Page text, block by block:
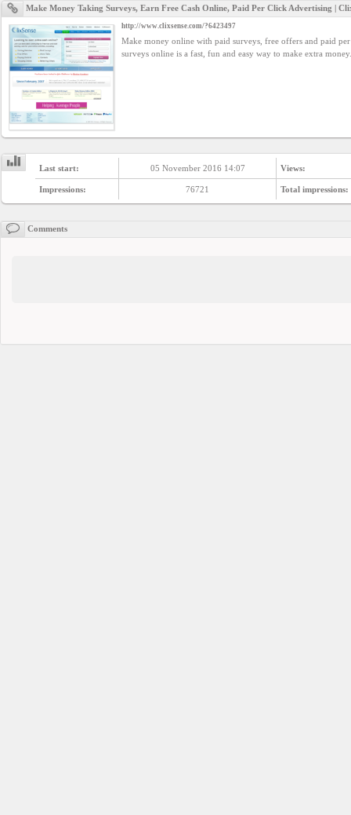
About
us
User
Agreement
Privacy
Policy
Contact
Make Money Taking Surveys, Earn Free Cash Online, Paid Per Click Advertising |
http://www.clixsense.com/?6423497
Make money online with paid surveys, free offers and paid
surveys online is a fast, fun and easy way to make extra money.
Last start: 05 November 2016 14:07 Views:
Impressions: 76721 Total impressions:
Comments